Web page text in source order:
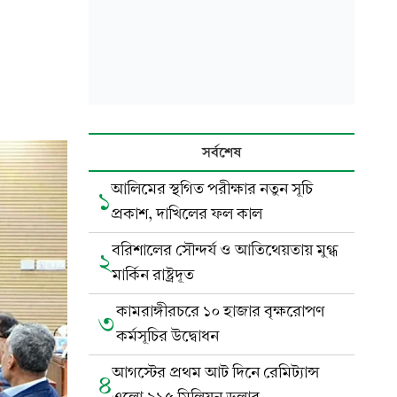
সর্বশেষ
১আলিমের স্থগিত পরীক্ষার নতুন সূচি
প্রকাশ, দাখিলের ফল কাল
২বরিশালের সৌন্দর্য ও আতিথেয়তায় মুগ্ধ
মার্কিন রাষ্ট্রদূত
৩কামরাঙ্গীরচরে ১০ হাজার বৃক্ষরোপণ
কর্মসূচির উদ্বোধন
৪আগস্টের প্রথম আট দিনে রেমিট্যান্স